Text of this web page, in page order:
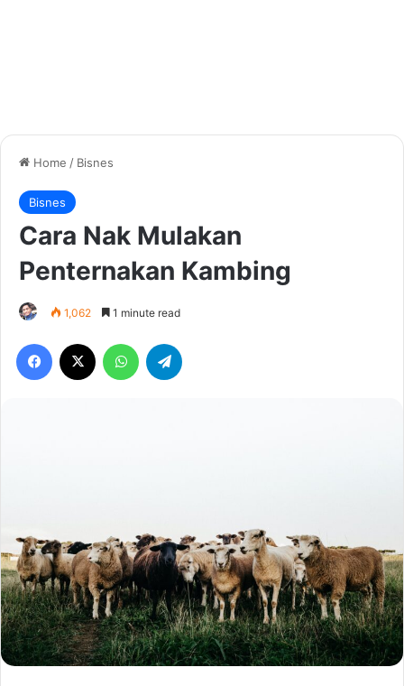
Home / Bisnes
Bisnes
Cara Nak Mulakan
Penternakan Kambing
1,062 1 minute read
Facebook WhatsApp